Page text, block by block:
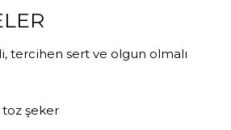
tercihen sert ve olgun olmalı
toz şeker